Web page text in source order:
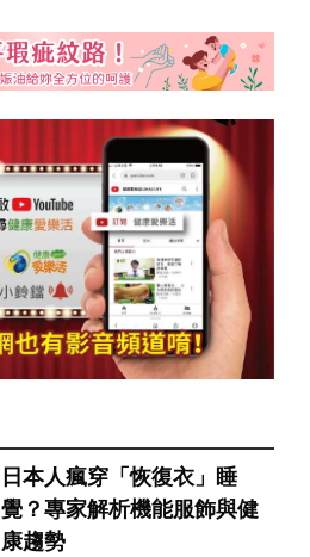
日本人瘋穿「恢復衣」睡
覺？專家解析機能服飾與健
康趨勢